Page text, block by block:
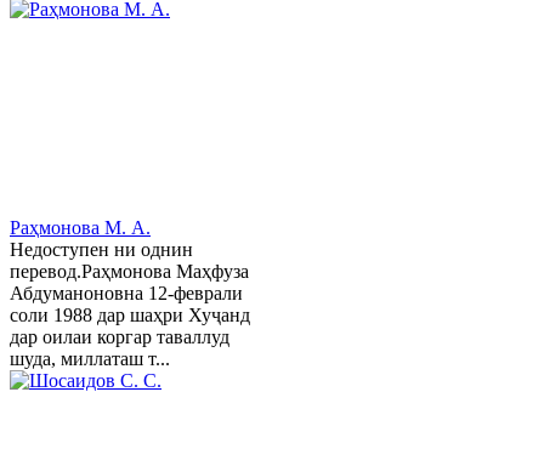
Раҳмонова М. А.
Недоступен ни однин
перевод.Раҳмонова Маҳфуза
Абдуманоновна 12-феврали
соли 1988 дар шаҳри Хуҷанд
дар оилаи коргар таваллуд
шуда, миллаташ т...